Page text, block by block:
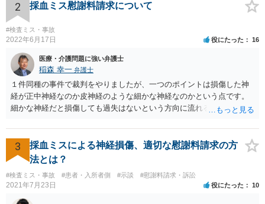
2 採血ミス慰謝料請求について
#検査ミス・事故
2022年6月17日 役にたった 16
医療・介護問題に強い弁護士
稲森 幸一 弁護士
１件同種の事件で裁判をやりましたが、一つのポイントは損傷した神
経が正中神経なのか皮神経のような細かな神経なのかという点です。
細かな神経だと損傷しても過失はないという方向に流れる可能性があ
過失が認められる可能性がありますので弁護士費用を支払う価値はあ
るかと思います。 頑張ってください。
3
採血ミスによる神経損傷、適切な慰謝料請求の方
法とは？
#検査ミス・事故 #患者・入所者側 #示談 #慰謝料請求・訴訟
2021年7月23日 役にたった 10